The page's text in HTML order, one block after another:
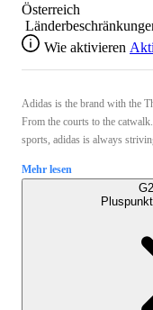
Österreich
Wie aktivieren
Adidas is the brand with the
From the courts to the
sports, adidas is always
Mehr lesen